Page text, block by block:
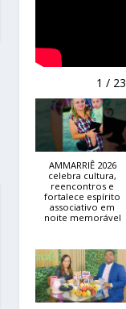
1 / 23
AMMARRIÊ 2026
celebra cultura,
reencontros e
fortalece espírito
associativo em
noite memorável